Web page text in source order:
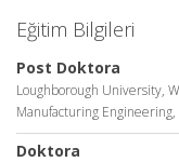
Eğitim Bilgileri
Post Doktora
Loughborough University,
Manufacturing
Doktora